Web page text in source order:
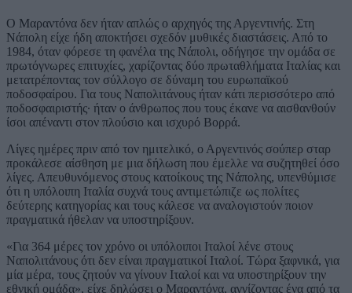
Ο Μαραντόνα δεν ήταν απλώς ο αρχηγός της Αργεντινής. Στη
Νάπολη είχε ήδη αποκτήσει σχεδόν μυθικές διαστάσεις. Από το
1984, όταν φόρεσε τη φανέλα της Νάπολι, οδήγησε την ομάδα σε
πρωτόγνωρες επιτυχίες, χαρίζοντας δύο πρωταθλήματα Ιταλίας και
μετατρέποντας τον σύλλογο σε δύναμη του ευρωπαϊκού
ποδοσφαίρου. Για τους Ναπολιτάνους ήταν κάτι περισσότερο από
ποδοσφαιριστής· ήταν ο άνθρωπος που τους έκανε να αισθανθούν
ίσοι απέναντι στον πλούσιο και ισχυρό Βορρά.
Λίγες ημέρες πριν από τον ημιτελικό, ο Αργεντινός σούπερ σταρ
προκάλεσε αίσθηση με μια δήλωση που έμελλε να συζητηθεί όσο
λίγες. Απευθυνόμενος στους κατοίκους της Νάπολης, υπενθύμισε
ότι η υπόλοιπη Ιταλία συχνά τους αντιμετώπιζε ως πολίτες
δεύτερης κατηγορίας και τους κάλεσε να αναλογιστούν ποιον
πραγματικά ήθελαν να υποστηρίξουν.
«Για 364 μέρες τον χρόνο οι υπόλοιποι Ιταλοί λένε στους
Ναπολιτάνους ότι δεν είναι πραγματικοί Ιταλοί. Τώρα ξαφνικά, για
μία μέρα, τους ζητούν να γίνουν Ιταλοί και να υποστηρίξουν την
εθνική ομάδα», είχε δηλώσει ο Μαραντόνα, αγγίζοντας ένα από τα